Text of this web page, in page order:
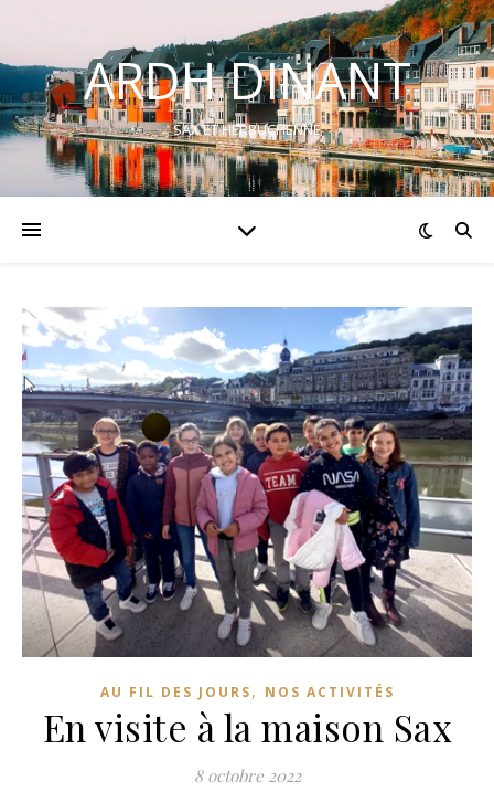
ARDH DINANT
SAX ET HERBUCHENNE
AU FIL DES JOURS, NOS ACTIVITÉS
En visite à la maison Sax
8 octobre 2022